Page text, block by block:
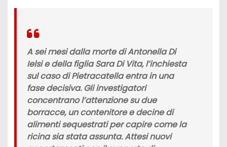
A sei mesi dalla morte di Antonella Di
Ielsi e della figlia Sara Di Vita, l’inchiesta
sul caso di Pietracatella entra in una
fase decisiva. Gli investigatori
concentrano l’attenzione su due
borracce, un contenitore e decine di
alimenti sequestrati per capire come la
ricina sia stata assunta. Attesi nuovi